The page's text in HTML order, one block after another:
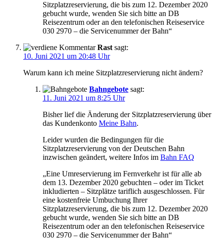
Sitzplatzreservierung, die bis zum 12. Dezember 2020
gebucht wurde, wenden Sie sich bitte an DB
Reisezentrum oder an den telefonischen Reiseservice
030 2970 – die Servicenummer der Bahn“
Rast sagt:
10. Juni 2021 um 20:48 Uhr
Warum kann ich meine Sitzplatzreservierung nicht ändern?
Bahngebote sagt:
11. Juni 2021 um 8:25 Uhr
Bisher lief die Änderung der Sitzplatzreservierung über
das Kundenkonto Meine Bahn.
Leider wurden die Bedingungen für die
Sitzplatzreservierung von der Deutschen Bahn
inzwischen geändert, weitere Infos im Bahn FAQ
„Eine Umreservierung im Fernverkehr ist für alle ab
dem 13. Dezember 2020 gebuchten – oder im Ticket
inkludierten – Sitzplätze tariflich ausgeschlossen. Für
eine kostenfreie Umbuchung Ihrer
Sitzplatzreservierung, die bis zum 12. Dezember 2020
gebucht wurde, wenden Sie sich bitte an DB
Reisezentrum oder an den telefonischen Reiseservice
030 2970 – die Servicenummer der Bahn“